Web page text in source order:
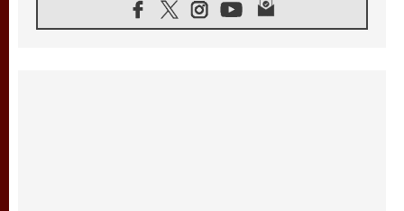
البابا لاوُن الرابع عشر للشباب في أسيزي: